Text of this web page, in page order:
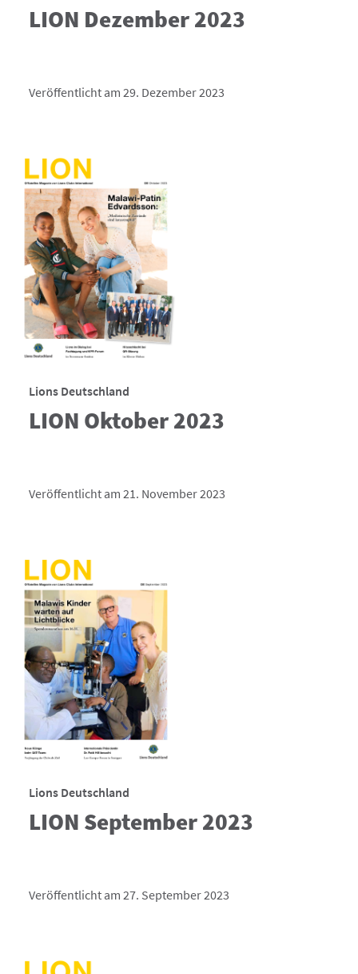
LION Dezember 2023
Veröffentlicht am 29. Dezember 2023
Lions Deutschland
LION Oktober 2023
Veröffentlicht am 21. November 2023
Lions Deutschland
LION September 2023
Veröffentlicht am 27. September 2023